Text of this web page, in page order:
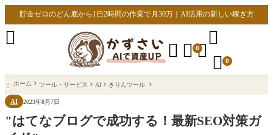
貯金ゼロのどん底から1日2時間の作業で月30万｜AI活用の新しい稼ぎ方
  0

 0

 ホーム ツール・サービス AI きりんツール
AI 2023年8月7日
"はてなブログで成功する！最新SEO対策ガ